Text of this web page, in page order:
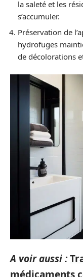
la saleté et les
s’accumuler.
Préservation de
hydrofuges
de décolorations
A voir aussi :
médicaments